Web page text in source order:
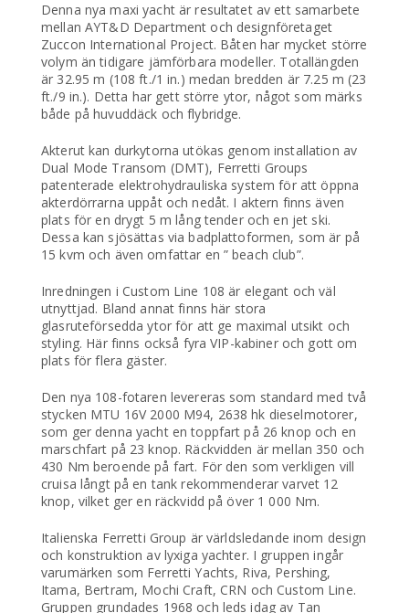
Denna nya maxi yacht är resultatet av ett samarbete
mellan AYT&D Department och designföretaget
Zuccon International Project. Båten har mycket större
volym än tidigare jämförbara modeller. Totallängden
är 32.95 m (108 ft./1 in.) medan bredden är 7.25 m (23
ft./9 in.). Detta har gett större ytor, något som märks
både på huvuddäck och flybridge.
Akterut kan durkytorna utökas genom installation av
Dual Mode Transom (DMT), Ferretti Groups
patenterade elektrohydrauliska system för att öppna
akterdörrarna uppåt och nedåt. I aktern finns även
plats för en drygt 5 m lång tender och en jet ski.
Dessa kan sjösättas via badplattoformen, som är på
15 kvm och även omfattar en ” beach club”.
Inredningen i Custom Line 108 är elegant och väl
utnyttjad. Bland annat finns här stora
glasruteförsedda ytor för att ge maximal utsikt och
styling. Här finns också fyra VIP-kabiner och gott om
plats för flera gäster.
Den nya 108-fotaren levereras som standard med två
stycken MTU 16V 2000 M94, 2638 hk dieselmotorer,
som ger denna yacht en toppfart på 26 knop och en
marschfart på 23 knop. Räckvidden är mellan 350 och
430 Nm beroende på fart. För den som verkligen vill
cruisa långt på en tank rekommenderar varvet 12
knop, vilket ger en räckvidd på över 1 000 Nm.
Italienska Ferretti Group är världsledande inom design
och konstruktion av lyxiga yachter. I gruppen ingår
varumärken som Ferretti Yachts, Riva, Pershing,
Itama, Bertram, Mochi Craft, CRN och Custom Line.
Gruppen grundades 1968 och leds idag av Tan